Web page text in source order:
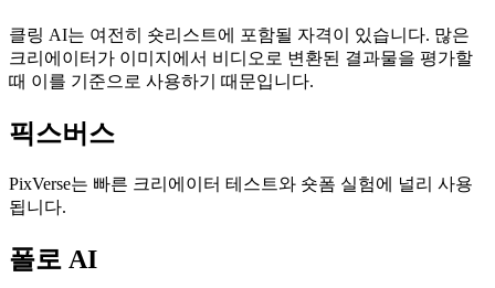
클링 AI는 여전히 숏리스트에 포함될 자격이 있습니다. 많은
크리에이터가 이미지에서 비디오로 변환된 결과물을 평가할
때 이를 기준으로 사용하기 때문입니다.
픽스버스
PixVerse는 빠른 크리에이터 테스트와 숏폼 실험에 널리 사용
됩니다.
폴로 AI